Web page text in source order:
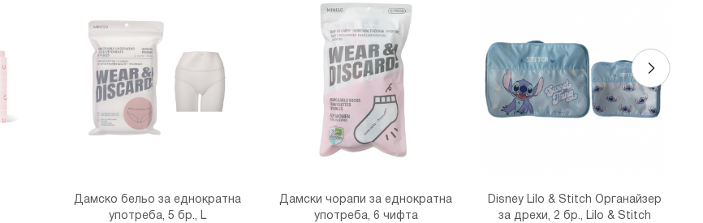
Дамско бельо за еднократна
употреба, 5 бр., L
Дамски чорапи за еднократна
употреба, 6 чифта
Disney Lilo & Stitch Органайзер
за дрехи, 2 бр., Lilo & Stitch